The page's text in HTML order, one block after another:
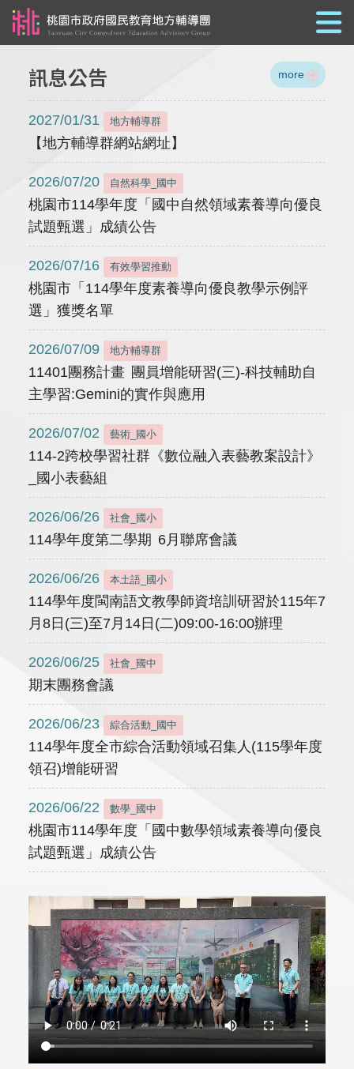
訊息公告 more
2027/01/31 地方輔導群
【地方輔導群網站網址】
2026/07/20 自然科學_國中
桃園市114學年度「國中自然領域素養導向優良
試題甄選」成績公告
2026/07/16 有效學習推動
桃園市「114學年度素養導向優良教學示例評
選」獲獎名單
2026/07/09 地方輔導群
11401團務計畫 團員增能研習(三)-科技輔助自
主學習:Gemini的實作與應用
2026/07/02 藝術_國小
114-2跨校學習社群《數位融入表藝教案設計》
_國小表藝組
2026/06/26 社會_國小
114學年度第二學期 6月聯席會議
2026/06/26 本土語_國小
114學年度閩南語文教學師資培訓研習於115年7
月8日(三)至7月14日(二)09:00-16:00辦理
2026/06/25 社會_國中
期末團務會議
2026/06/23 綜合活動_國中
114學年度全市綜合活動領域召集人(115學年度
領召)增能研習
2026/06/22 數學_國中
桃園市114學年度「國中數學領域素養導向優良
試題甄選」成績公告